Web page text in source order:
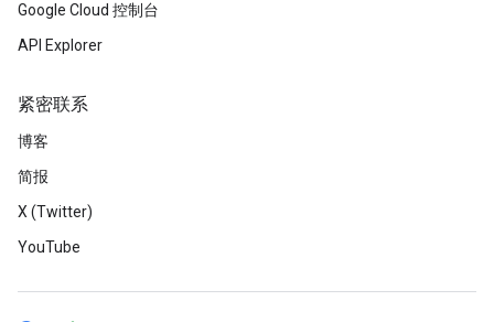
Google Cloud 控制台
API Explorer
紧密联系
博客
简报
X (Twitter)
YouTube